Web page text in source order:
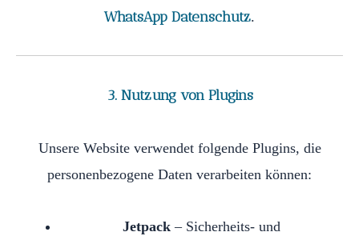
WhatsApp Datenschutz.
3. Nutzung von Plugins
Unsere Website verwendet folgende Plugins, die
personenbezogene Daten verarbeiten können:
Jetpack– Sicherheits- und